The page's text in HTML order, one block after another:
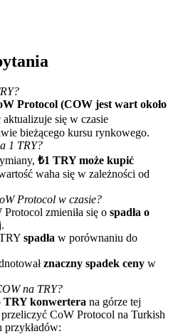
nagrody pieniężne
Protocol (COW jest wart około
aktualizuje się w czasie
bieżącego kursu rynkowego.
1 TRY?
₺1 TRY może kupić
waha się w zależności od
Protocol w czasie?
Protocol zmieniła się o spadła o
spadła w porównaniu do
znaczny spadek ceny w
na TRY?
TRY konwertera na górze tej
CoW Protocol na Turkish